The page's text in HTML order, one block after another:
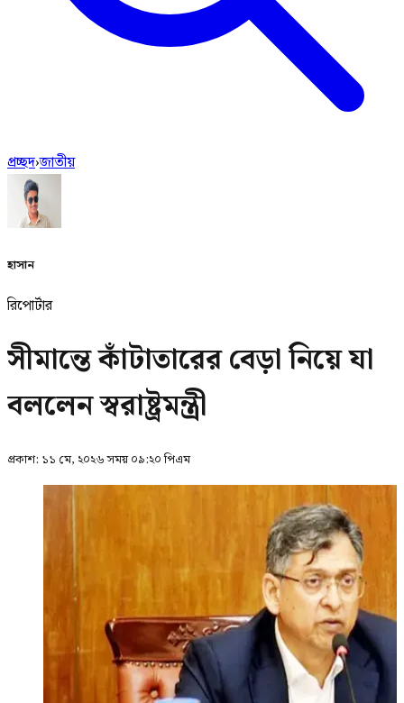
প্রচ্ছদ›জাতীয়
হাসান
রিপোর্টার
সীমান্তে কাঁটাতারের বেড়া নিয়ে যা
বললেন স্বরাষ্ট্রমন্ত্রী
প্রকাশ: ১১ মে, ২০২৬ সময় ০৯:২০ পিএম